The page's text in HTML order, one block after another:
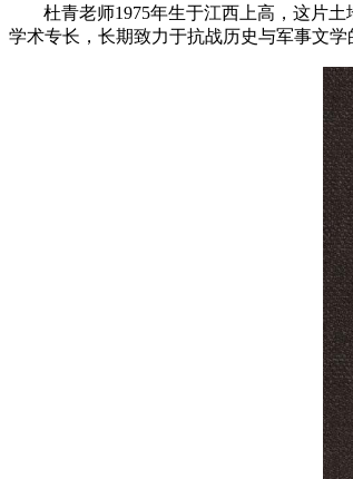
杜青老师1975年生于江西上高，这片
学术专长，长期致力于抗战历史与军事文